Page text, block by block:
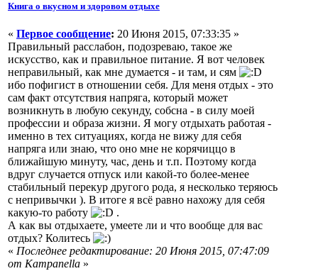
Книга о вкусном и здоровом отдыхе
« Первое сообщение: 20 Июня 2015, 07:33:35 »
Правильный расслабон, подозреваю, такое же
искусство, как и правильное питание. Я вот человек
неправильный, как мне думается - и там, и сям
ибо пофигист в отношении себя. Для меня отдых - это
сам факт отсутствия напряга, который может
возникнуть в любую секунду, собсна - в силу моей
профессии и образа жизни. Я могу отдыхать работая -
именно в тех ситуациях, когда не вижу для себя
напряга или знаю, что оно мне не корячиццо в
ближайшую минуту, час, день и т.п. Поэтому когда
вдруг случается отпуск или какой-то более-менее
стабильный перекур другого рода, я несколько теряюсь
с непривычки ). В итоге я всё равно нахожу для себя
какую-то работу
.
А как вы отдыхаете, умеете ли и что вообще для вас
отдых? Колитесь
« Последнее редактирование: 20 Июня 2015, 07:47:09
от Кampanella »